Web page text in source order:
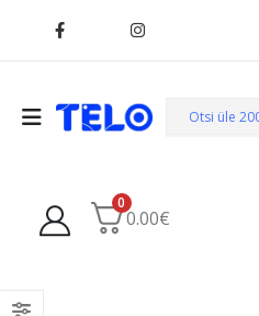
0
0.00€